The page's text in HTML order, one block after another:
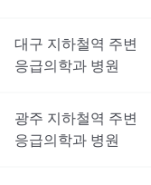
대구 지하철역 주변
응급의학과 병원
광주 지하철역 주변
응급의학과 병원